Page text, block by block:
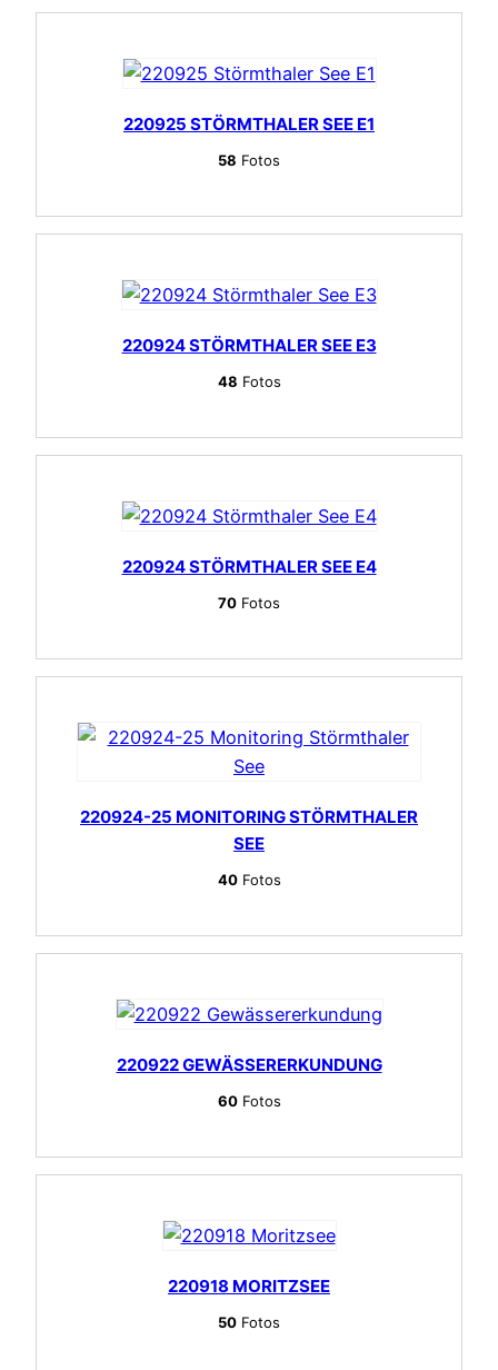
220925 STÖRMTHALER SEE E1
58 Fotos
220924 STÖRMTHALER SEE E3
48 Fotos
220924 STÖRMTHALER SEE E4
70 Fotos
220924-25 MONITORING STÖRMTHALER
SEE
40Fotos
220922 GEWÄSSERERKUNDUNG
60Fotos
220918 MORITZSEE
50 Fotos